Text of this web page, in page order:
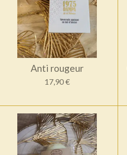
Anti rougeur
17,90 €